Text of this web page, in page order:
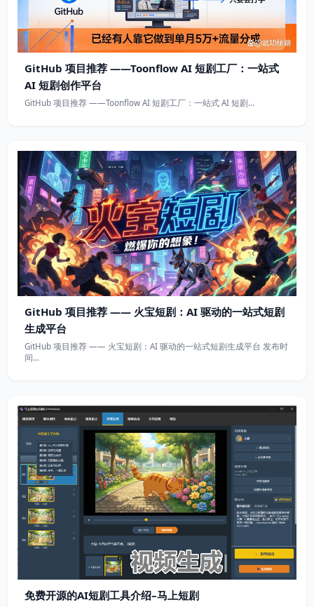
GitHub 项目推荐 ——Toonflow AI 短剧工厂：一站式
AI 短剧创作平台
GitHub 项目推荐 ——Toonflow AI 短剧工厂：一站式 AI 短剧…
GitHub 项目推荐 —— 火宝短剧：AI 驱动的一站式短剧
生成平台
GitHub 项目推荐 —— 火宝短剧：AI 驱动的一站式短剧生成平台 发布时
间…
免费开源的AI短剧工具介绍–马上短剧